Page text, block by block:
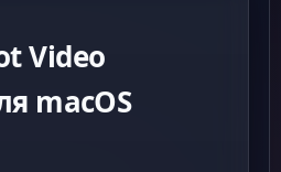
Video
macOS